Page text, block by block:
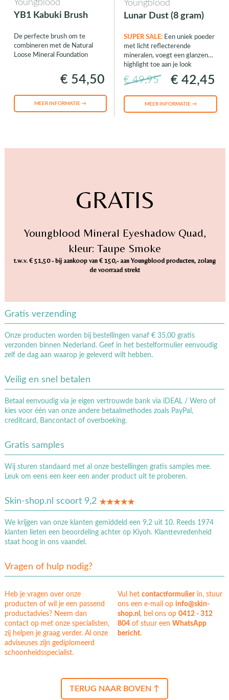
Youngblood
YB1 Kabuki Brush
De perfecte brush om te
combineren met de Natural
Loose Mineral Foundation
€ 54,50
MEER INFORMATIE →
Youngblood
Lunar Dust (8 gram)
SUPER SALE: Een uniek poeder
met licht reflecterende
mineralen, voegt een glanzende
highlight toe aan je look
€ 49,95 € 42,45
MEER INFORMATIE →
GRATIS
Youngblood Mineral Eyeshadow Quad,
kleur: Taupe Smoke
t.w.v. € 51,50 - bij aankoop van € 150,- aan Youngblood producten, zolang
de voorraad strekt
Gratis verzending
Onze producten worden bij bestellingen vanaf € 35,00 gratis
verzonden binnen Nederland. Geef in het bestelformulier eenvoudig
zelf de dag aan waarop je geleverd wilt hebben.
Veilig en snel betalen
Betaal eenvoudig via je eigen vertrouwde bank via iDEAL / Wero of
kies voor één van onze andere betaalmethodes zoals PayPal,
creditcard, Bancontact of overboeking.
Gratis samples
Wij sturen standaard met al onze bestellingen gratis samples mee.
Leuk om eens een keer een ander product uit te proberen.
Skin-shop.nl scoort 9,2
We krijgen van onze klanten gemiddeld een 9,2 uit 10. Reeds 1974
klanten lieten een beoordeling achter op Kiyoh. Klanttevredenheid
staat hoog in ons vaandel.
Vragen of hulp nodig?
Heb je vragen over onze
producten of wil je een passend
productadvies? Neem dan
contact op met onze specialisten,
zij helpen je graag verder. Al onze
adviseuses zijn gediplomeerd
schoonheidsspecialist.
Vul hetcontactformulierin, stuur
ons een e-mail op info@skin-
shop.nl, bel ons op0412 - 312
804 of stuur eenWhatsApp
bericht.
TERUG NAAR BOVEN ↑